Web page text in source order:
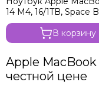
14 M4, 16/1TB, Space
В корзину
Apple MacBook
честной цене